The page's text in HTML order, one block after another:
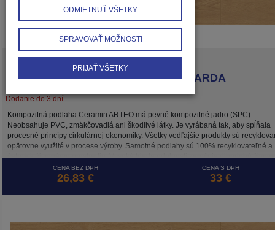
Ceramin CLASSEN ARTEO 66937 GARDA
Dodanie do 3 dní
Kompozitná podlaha Ceramin ARTEO má pevné kompozitné jadro (SPC).
Neobsahuje PVC, zmäkčovadlá ani škodlivé látky. Je vyrábaná tak, aby spĺňala
procesné princípy cirkulárnej ekonomiky. Všetky vedľajšie produkty sú
opätovne využité v procese výroby. Samotné podlahy sú 100% recyklovateľné a
a to aj pri záťaži v komerčne využívaných priestoroch.
CENA BEZ DPH
26,83 €
CENA S DPH
33 €
ODMIETNUŤ VŠETKY
SPRAVOVAŤ MOŽNOSTI
PRIJAŤ VŠETKY